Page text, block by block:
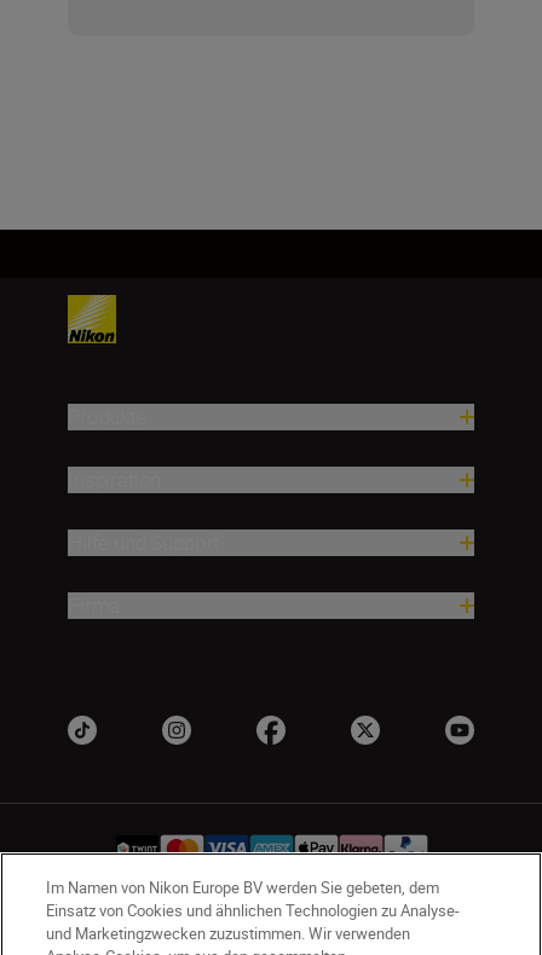
CH Nikon Sites
Im Namen von Nikon Europe BV werden Sie gebeten, dem
Einsatz von Cookies und ähnlichen Technologien zu Analyse-
und Marketingzwecken zuzustimmen. Wir verwenden